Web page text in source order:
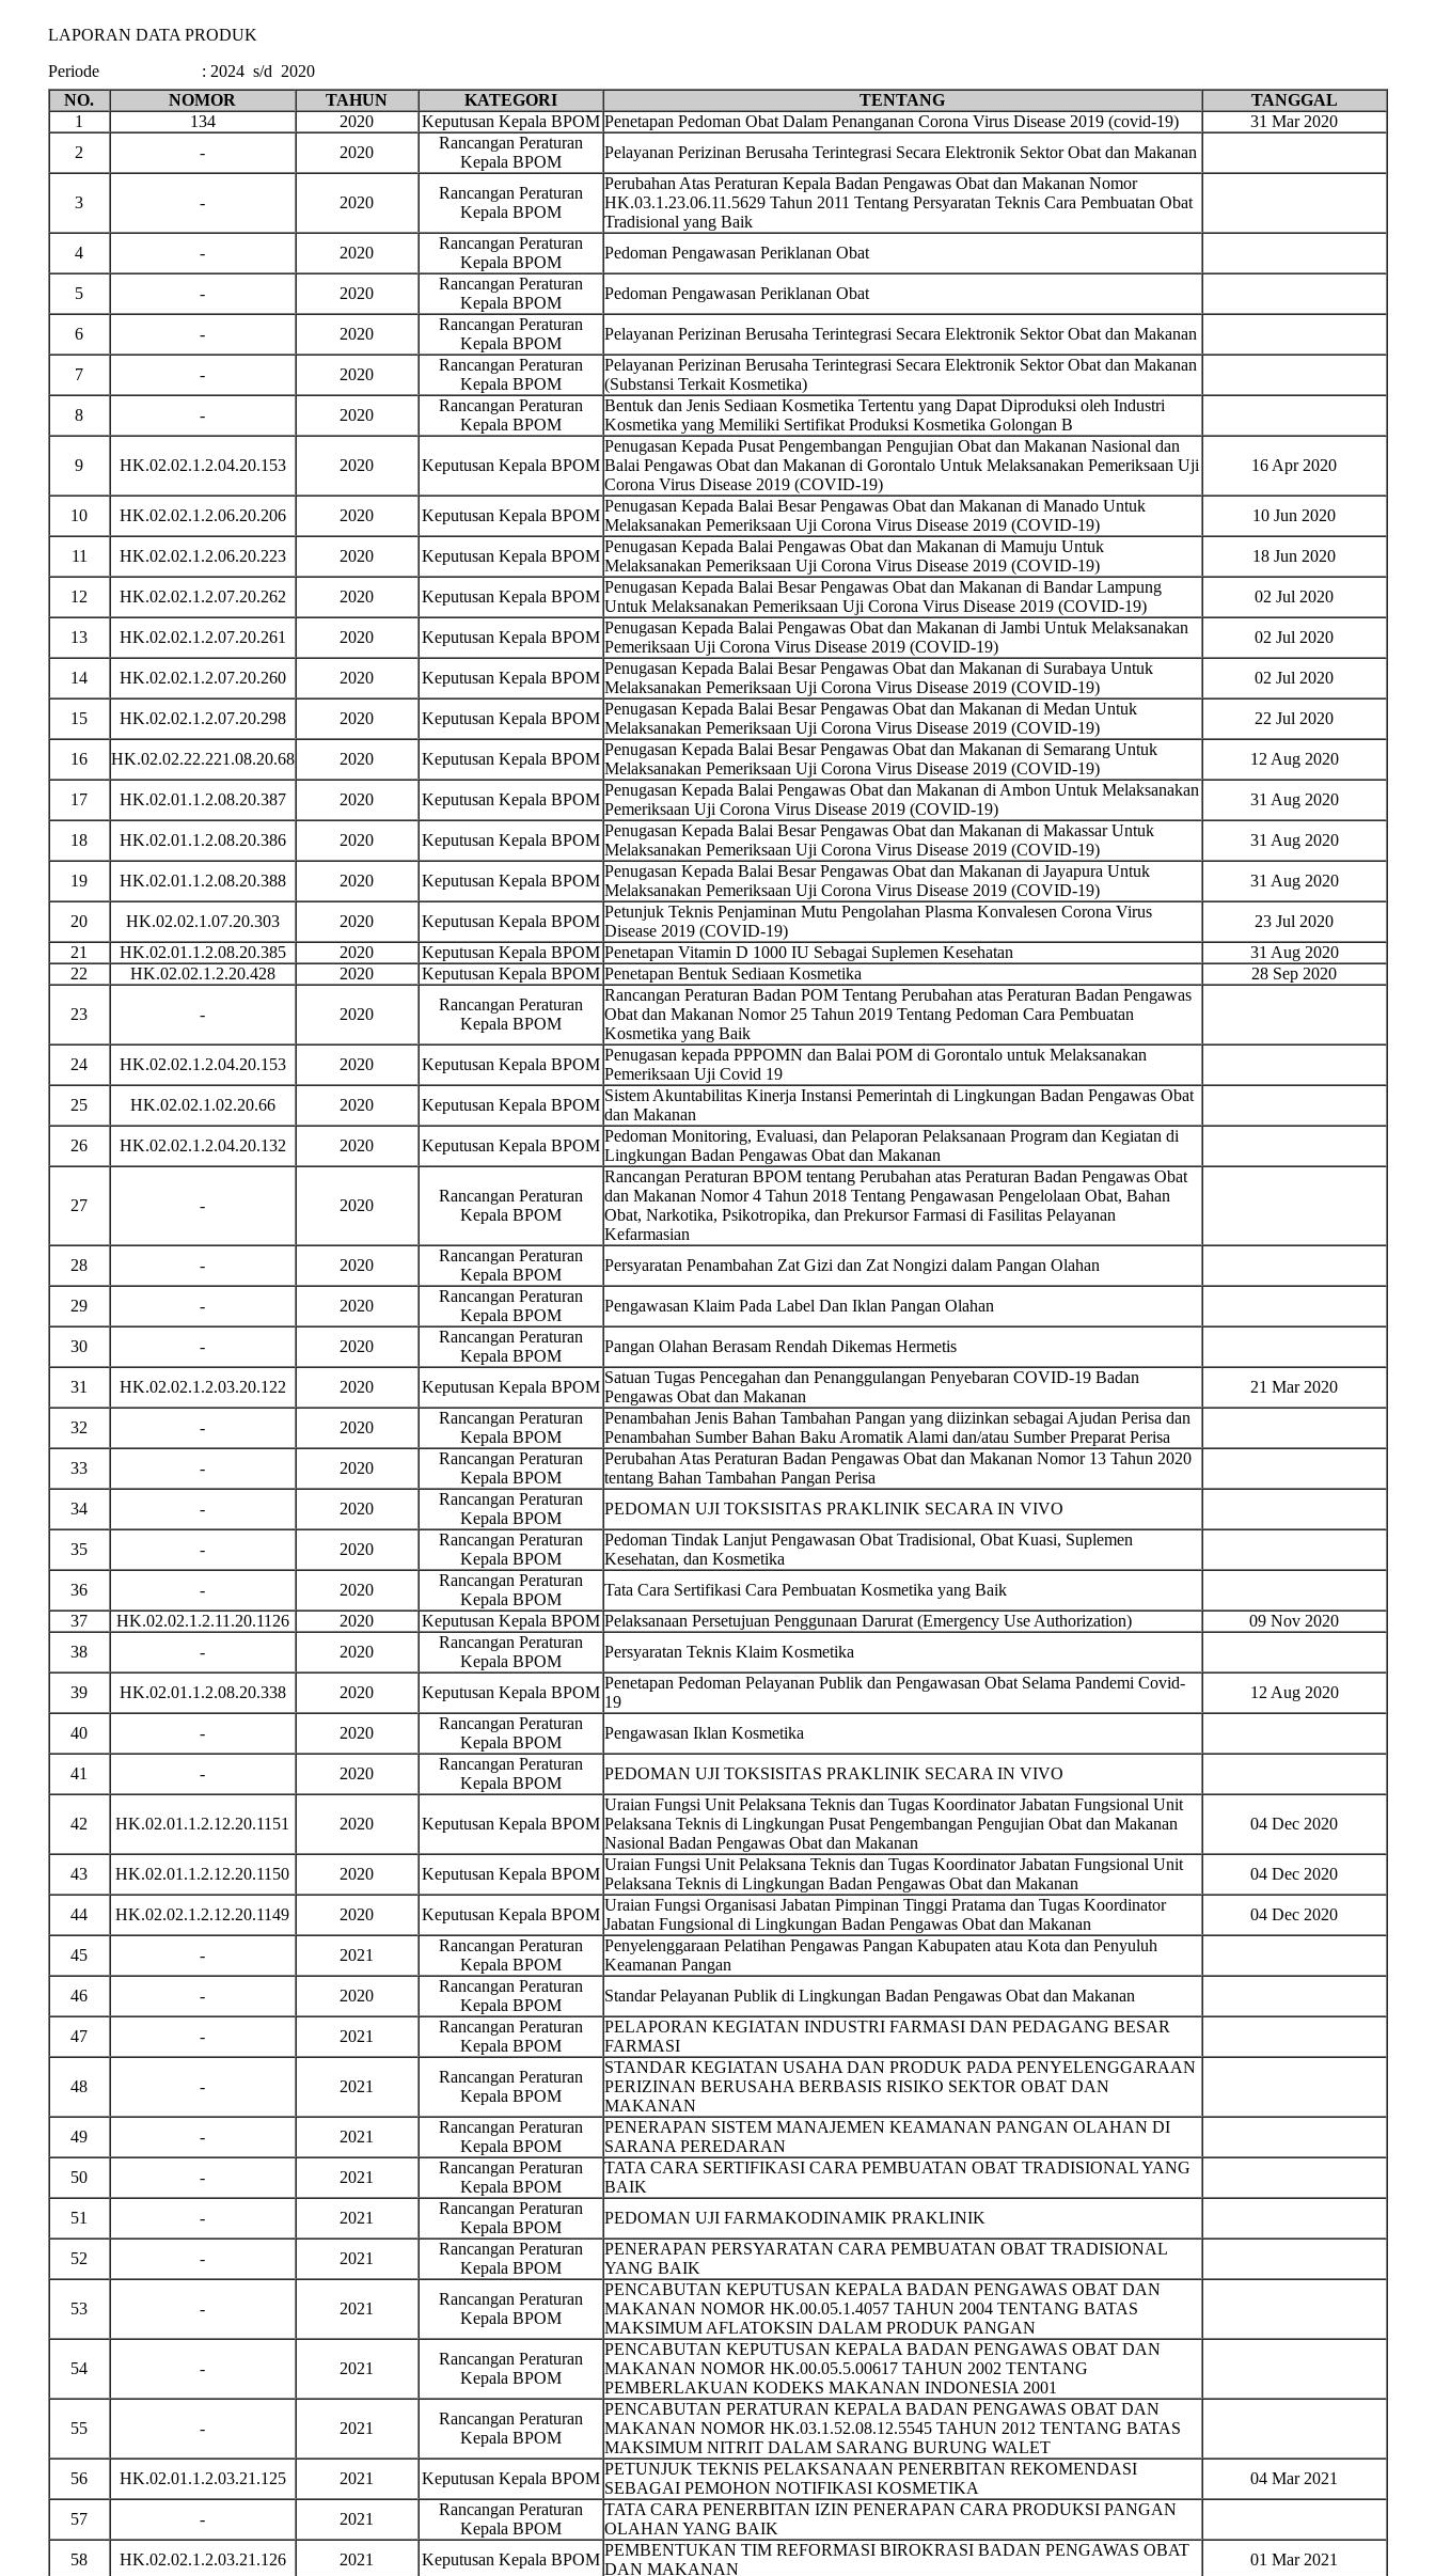
LAPORAN DATA PRODUK
Periode
: 2024 s/d 2020
NO.
NOMOR TAHUN KATEGORI TENTANG
TANGGAL
1
134 2020 Keputusan Kepala BPOM Penetapan Pedoman Obat Dalam Penanganan Corona Virus Disease 2019 (covid-19)
31 Mar 2020
2
- 2020
Rancangan Peraturan
Kepala BPOM
Pelayanan Perizinan Berusaha Terintegrasi Secara Elektronik Sektor Obat dan Makanan
3 - 2020
Rancangan Peraturan
Kepala BPOM
Perubahan Atas Peraturan Kepala Badan Pengawas Obat dan Makanan Nomor
HK.03.1.23.06.11.5629 Tahun 2011 Tentang Persyaratan Teknis Cara Pembuatan Obat
Tradisional yang Baik
4
- 2020
Rancangan Peraturan
Kepala BPOM
Pedoman Pengawasan Periklanan Obat
5 - 2020
Rancangan Peraturan
Kepala BPOM
Pedoman Pengawasan Periklanan Obat
6 - 2020
Rancangan Peraturan
Kepala BPOM
Pelayanan Perizinan Berusaha Terintegrasi Secara Elektronik Sektor Obat dan Makanan
7 - 2020
Rancangan Peraturan
Kepala BPOM
Pelayanan Perizinan Berusaha Terintegrasi Secara Elektronik Sektor Obat dan Makanan
(Substansi Terkait Kosmetika)
8
- 2020
Rancangan Peraturan
Kepala BPOM
Bentuk dan Jenis Sediaan Kosmetika Tertentu yang Dapat Diproduksi oleh Industri
Kosmetika yang Memiliki Sertifikat Produksi Kosmetika Golongan B
9 HK.02.02.1.2.04.20.153 2020 Keputusan Kepala BPOM
Penugasan Kepada Pusat Pengembangan Pengujian Obat dan Makanan Nasional dan
Balai Pengawas Obat dan Makanan di Gorontalo Untuk Melaksanakan Pemeriksaan Uji
Corona Virus Disease 2019 (COVID-19)
16 Apr 2020
10 HK.02.02.1.2.06.20.206 2020 Keputusan Kepala BPOM
Penugasan Kepada Balai Besar Pengawas Obat dan Makanan di Manado Untuk
Melaksanakan Pemeriksaan Uji Corona Virus Disease 2019 (COVID-19)
10 Jun 2020
11 HK.02.02.1.2.06.20.223 2020 Keputusan Kepala BPOM
Penugasan Kepada Balai Pengawas Obat dan Makanan di Mamuju Untuk
Melaksanakan Pemeriksaan Uji Corona Virus Disease 2019 (COVID-19)
18 Jun 2020
12 HK.02.02.1.2.07.20.262 2020 Keputusan Kepala BPOM
Penugasan Kepada Balai Besar Pengawas Obat dan Makanan di Bandar Lampung
Untuk Melaksanakan Pemeriksaan Uji Corona Virus Disease 2019 (COVID-19)
02 Jul 2020
13 HK.02.02.1.2.07.20.261 2020 Keputusan Kepala BPOM
Penugasan Kepada Balai Pengawas Obat dan Makanan di Jambi Untuk Melaksanakan
Pemeriksaan Uji Corona Virus Disease 2019 (COVID-19)
02 Jul 2020
14 HK.02.02.1.2.07.20.260 2020 Keputusan Kepala BPOM
Penugasan Kepada Balai Besar Pengawas Obat dan Makanan di Surabaya Untuk
Melaksanakan Pemeriksaan Uji Corona Virus Disease 2019 (COVID-19)
02 Jul 2020
15 HK.02.02.1.2.07.20.298 2020 Keputusan Kepala BPOM
Penugasan Kepada Balai Besar Pengawas Obat dan Makanan di Medan Untuk
Melaksanakan Pemeriksaan Uji Corona Virus Disease 2019 (COVID-19)
22 Jul 2020
16 HK.02.02.22.221.08.20.68 2020 Keputusan Kepala BPOM
Penugasan Kepada Balai Besar Pengawas Obat dan Makanan di Semarang Untuk
Melaksanakan Pemeriksaan Uji Corona Virus Disease 2019 (COVID-19)
12 Aug 2020
17 HK.02.01.1.2.08.20.387 2020 Keputusan Kepala BPOM
Penugasan Kepada Balai Pengawas Obat dan Makanan di Ambon Untuk Melaksanakan
Pemeriksaan Uji Corona Virus Disease 2019 (COVID-19)
31 Aug 2020
18 HK.02.01.1.2.08.20.386 2020 Keputusan Kepala BPOM
Penugasan Kepada Balai Besar Pengawas Obat dan Makanan di Makassar Untuk
Melaksanakan Pemeriksaan Uji Corona Virus Disease 2019 (COVID-19)
31 Aug 2020
19 HK.02.01.1.2.08.20.388 2020 Keputusan Kepala BPOM
Penugasan Kepada Balai Besar Pengawas Obat dan Makanan di Jayapura Untuk
Melaksanakan Pemeriksaan Uji Corona Virus Disease 2019 (COVID-19)
31 Aug 2020
20 HK.02.02.1.07.20.303 2020 Keputusan Kepala BPOM
Petunjuk Teknis Penjaminan Mutu Pengolahan Plasma Konvalesen Corona Virus
Disease 2019 (COVID-19)
23 Jul 2020
21
HK.02.01.1.2.08.20.385 2020 Keputusan Kepala BPOM Penetapan Vitamin D 1000 IU Sebagai Suplemen Kesehatan
31 Aug 2020
22
HK.02.02.1.2.20.428 2020 Keputusan Kepala BPOM Penetapan Bentuk Sediaan Kosmetika 28 Sep 2020
23 - 2020
Rancangan Peraturan
Kepala BPOM
Rancangan Peraturan Badan POM Tentang Perubahan atas Peraturan Badan Pengawas
Obat dan Makanan Nomor 25 Tahun 2019 Tentang Pedoman Cara Pembuatan
Kosmetika yang Baik
24
HK.02.02.1.2.04.20.153 2020 Keputusan Kepala BPOM
Penugasan kepada PPPOMN dan Balai POM di Gorontalo untuk Melaksanakan
Pemeriksaan Uji Covid 19
25
HK.02.02.1.02.20.66 2020 Keputusan Kepala BPOM
Sistem Akuntabilitas Kinerja Instansi Pemerintah di Lingkungan Badan Pengawas Obat
dan Makanan
26
HK.02.02.1.2.04.20.132 2020 Keputusan Kepala BPOM
Pedoman Monitoring, Evaluasi, dan Pelaporan Pelaksanaan Program dan Kegiatan di
Lingkungan Badan Pengawas Obat dan Makanan
27 - 2020
Rancangan Peraturan
Kepala BPOM
Rancangan Peraturan BPOM tentang Perubahan atas Peraturan Badan Pengawas Obat
dan Makanan Nomor 4 Tahun 2018 Tentang Pengawasan Pengelolaan Obat, Bahan
Obat, Narkotika, Psikotropika, dan Prekursor Farmasi di Fasilitas Pelayanan
Kefarmasian
28
- 2020
Rancangan Peraturan
Kepala BPOM
Persyaratan Penambahan Zat Gizi dan Zat Nongizi dalam Pangan Olahan
29 - 2020
Rancangan Peraturan
Kepala BPOM
Pengawasan Klaim Pada Label Dan Iklan Pangan Olahan
30 - 2020
Rancangan Peraturan
Kepala BPOM
Pangan Olahan Berasam Rendah Dikemas Hermetis
31 HK.02.02.1.2.03.20.122 2020 Keputusan Kepala BPOM
Satuan Tugas Pencegahan dan Penanggulangan Penyebaran COVID-19 Badan
Pengawas Obat dan Makanan
21 Mar 2020
32 - 2020
Rancangan Peraturan
Kepala BPOM
Penambahan Jenis Bahan Tambahan Pangan yang diizinkan sebagai Ajudan Perisa dan
Penambahan Sumber Bahan Baku Aromatik Alami dan/atau Sumber Preparat Perisa
33
- 2020
Rancangan Peraturan
Kepala BPOM
Perubahan Atas Peraturan Badan Pengawas Obat dan Makanan Nomor 13 Tahun 2020
tentang Bahan Tambahan Pangan Perisa
34
- 2020
Rancangan Peraturan
Kepala BPOM
PEDOMAN UJI TOKSISITAS PRAKLINIK SECARA IN VIVO
35 - 2020
Rancangan Peraturan
Kepala BPOM
Pedoman Tindak Lanjut Pengawasan Obat Tradisional, Obat Kuasi, Suplemen
Kesehatan, dan Kosmetika
36
- 2020
Rancangan Peraturan
Kepala BPOM
Tata Cara Sertifikasi Cara Pembuatan Kosmetika yang Baik
37
HK.02.02.1.2.11.20.1126 2020 Keputusan Kepala BPOM Pelaksanaan Persetujuan Penggunaan Darurat (Emergency Use Authorization)
09 Nov 2020
38
- 2020
Rancangan Peraturan
Kepala BPOM
Persyaratan Teknis Klaim Kosmetika
39 HK.02.01.1.2.08.20.338 2020 Keputusan Kepala BPOM
Penetapan Pedoman Pelayanan Publik dan Pengawasan Obat Selama Pandemi Covid-
19
12 Aug 2020
40 - 2020
Rancangan Peraturan
Kepala BPOM
Pengawasan Iklan Kosmetika
41 - 2020
Rancangan Peraturan
Kepala BPOM
PEDOMAN UJI TOKSISITAS PRAKLINIK SECARA IN VIVO
42 HK.02.01.1.2.12.20.1151 2020 Keputusan Kepala BPOM
Uraian Fungsi Unit Pelaksana Teknis dan Tugas Koordinator Jabatan Fungsional Unit
Pelaksana Teknis di Lingkungan Pusat Pengembangan Pengujian Obat dan Makanan
Nasional Badan Pengawas Obat dan Makanan
04 Dec 2020
43 HK.02.01.1.2.12.20.1150 2020 Keputusan Kepala BPOM
Uraian Fungsi Unit Pelaksana Teknis dan Tugas Koordinator Jabatan Fungsional Unit
Pelaksana Teknis di Lingkungan Badan Pengawas Obat dan Makanan
04 Dec 2020
44 HK.02.02.1.2.12.20.1149 2020 Keputusan Kepala BPOM
Uraian Fungsi Organisasi Jabatan Pimpinan Tinggi Pratama dan Tugas Koordinator
Jabatan Fungsional di Lingkungan Badan Pengawas Obat dan Makanan
04 Dec 2020
45 - 2021
Rancangan Peraturan
Kepala BPOM
Penyelenggaraan Pelatihan Pengawas Pangan Kabupaten atau Kota dan Penyuluh
Keamanan Pangan
46
- 2020
Rancangan Peraturan
Kepala BPOM
Standar Pelayanan Publik di Lingkungan Badan Pengawas Obat dan Makanan
47 - 2021
Rancangan Peraturan
Kepala BPOM
PELAPORAN KEGIATAN INDUSTRI FARMASI DAN PEDAGANG BESAR
FARMASI
48 - 2021
Rancangan Peraturan
Kepala BPOM
STANDAR KEGIATAN USAHA DAN PRODUK PADA PENYELENGGARAAN
PERIZINAN BERUSAHA BERBASIS RISIKO SEKTOR OBAT DAN
MAKANAN
49
- 2021
Rancangan Peraturan
Kepala BPOM
PENERAPAN SISTEM MANAJEMEN KEAMANAN PANGAN OLAHAN DI
SARANA PEREDARAN
50
- 2021
Rancangan Peraturan
Kepala BPOM
TATA CARA SERTIFIKASI CARA PEMBUATAN OBAT TRADISIONAL YANG
BAIK
51
- 2021
Rancangan Peraturan
Kepala BPOM
PEDOMAN UJI FARMAKODINAMIK PRAKLINIK
52 - 2021
Rancangan Peraturan
Kepala BPOM
PENERAPAN PERSYARATAN CARA PEMBUATAN OBAT TRADISIONAL
YANG BAIK
53 - 2021
Rancangan Peraturan
Kepala BPOM
PENCABUTAN KEPUTUSAN KEPALA BADAN PENGAWAS OBAT DAN
MAKANAN NOMOR HK.00.05.1.4057 TAHUN 2004 TENTANG BATAS
MAKSIMUM AFLATOKSIN DALAM PRODUK PANGAN
54 - 2021
Rancangan Peraturan
Kepala BPOM
PENCABUTAN KEPUTUSAN KEPALA BADAN PENGAWAS OBAT DAN
MAKANAN NOMOR HK.00.05.5.00617 TAHUN 2002 TENTANG
PEMBERLAKUAN KODEKS MAKANAN INDONESIA 2001
55 - 2021
Rancangan Peraturan
Kepala BPOM
PENCABUTAN PERATURAN KEPALA BADAN PENGAWAS OBAT DAN
MAKANAN NOMOR HK.03.1.52.08.12.5545 TAHUN 2012 TENTANG BATAS
MAKSIMUM NITRIT DALAM SARANG BURUNG WALET
56
HK.02.01.1.2.03.21.125 2021 Keputusan Kepala BPOM
PETUNJUK TEKNIS PELAKSANAAN PENERBITAN REKOMENDASI
SEBAGAI PEMOHON NOTIFIKASI KOSMETIKA
04 Mar 2021
57 - 2021
Rancangan Peraturan
Kepala BPOM
TATA CARA PENERBITAN IZIN PENERAPAN CARA PRODUKSI PANGAN
OLAHAN YANG BAIK
58
HK.02.02.1.2.03.21.126 2021 Keputusan Kepala BPOM
PEMBENTUKAN TIM REFORMASI BIROKRASI BADAN PENGAWAS OBAT
DAN MAKANAN
01 Mar 2021